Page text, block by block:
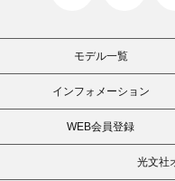
モデル一覧
インフォメーション
WEB会員登録
光文社